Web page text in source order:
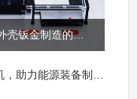
行业应用 | 激光开卷落料线，电柜外壳钣金制造的产能怪兽
源装备制造再升级！